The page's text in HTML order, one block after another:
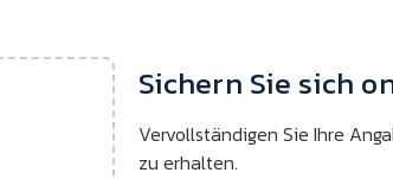
Sichern Sie sich
Vervollständigen Sie Ihre
zu erhalten.